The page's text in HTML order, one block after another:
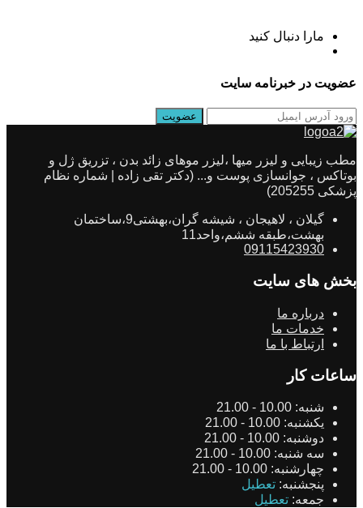
مارا دنبال کنید
عضویت در خبرنامه سایت
مطب زیبایی و لیزر میها ،لیزر موهای زائد بدن ، تزریق ژل و
بوتاکس ، جوانسازی پوست و... (دکتر تقی زاده | شماره نظام
پزشکی 205255)
گیلان ، لاهیجان ، شیشه گران،بهشتی9،ساختمان
بهشت،طبقه ششم،واحد11
09115423930
بخش های سایت
درباره ما
خدمات ما
ارتباط با ما
ساعات کار
شنبه: 10.00 - 21.00
یکشنبه: 10.00 - 21.00
دوشنبه: 10.00 - 21.00
سه شنبه: 10.00 - 21.00
چهارشنبه: 10.00 - 21.00
پنجشنبه: تعطیل
جمعه: تعطیل